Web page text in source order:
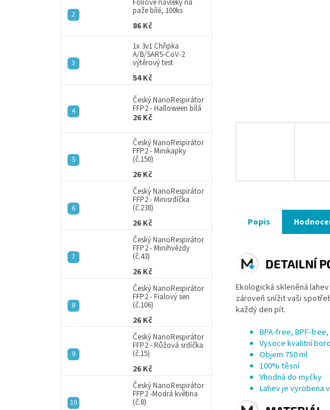
paže bílé, 100ks
86 Kč
1x 3v1 Chřipka
A/B/SARS-CoV-2
výtěrový test
54 Kč
Český NanoRespirátor
FFP2 - Halloween bílá
26 Kč
Český NanoRespirátor
FFP2 - Minikapky
(č.150)
26 Kč
Český NanoRespirátor
FFP2 - Minisrdíčka
(č.238)
26 Kč
Český NanoRespirátor
FFP2 - Minihvězdy
(č.43)
26 Kč
Český NanoRespirátor
FFP2 - Fialový sen
(č.106)
26 Kč
Český NanoRespirátor
FFP2 - Růžová srdíčka
(č.15)
26 Kč
Český NanoRespirátor
FFP2 -Modrá květina
(č.8)
Popis
DETAILNÍ
Ekologická skleněná
zároveň snížit vaši
každý den pít.
BPA-free, BPF-
Vysoce kvalitní
Objem 750 ml
100% těsní
Vhodná do myčky
Lahev je vyrobena